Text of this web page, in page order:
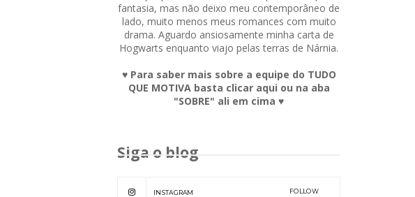
fantasia, mas não deixo meu contemporâneo de
lado, muito menos meus romances com muito
drama. Aguardo ansiosamente minha carta de
Hogwarts enquanto viajo pelas terras de Nárnia.
♥ Para saber mais sobre a equipe do TUDO
QUE MOTIVA basta clicar aqui ou na aba
"SOBRE" ali em cima ♥
Siga o blog
INSTAGRAM FOLLOW